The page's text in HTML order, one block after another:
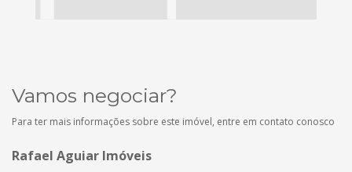
Vamos negociar?
Para ter mais informações sobre este imóvel, entre em contato conosco
Rafael Aguiar Imóveis